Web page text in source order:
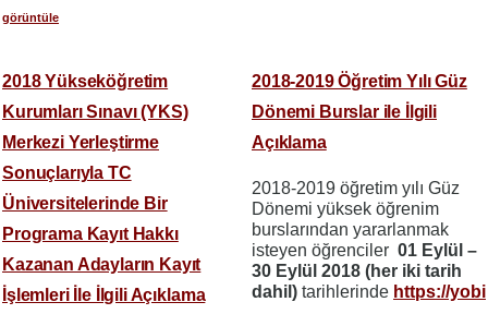
görüntüle
2018 Yükseköğretim
Kurumları Sınavı (YKS)
Merkezi Yerleştirme
Sonuçlarıyla TC
Üniversitelerinde Bir
Programa Kayıt Hakkı
Kazanan Adayların Kayıt
İşlemleri İle İlgili Açıklama
2018-2019 Öğretim Yılı Güz
Dönemi Burslar ile İlgili
Açıklama
2018-2019 öğretim yılı Güz
Dönemi yüksek öğrenim
burslarından yararlanmak
isteyen öğrenciler 01 Eylül –
30 Eylül 2018 (her iki tarih
dahil) tarihlerinde https://yobi